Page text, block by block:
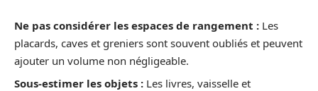
Ne pas considérer les espaces de rangement : Les
placards, caves et greniers sont souvent oubliés et peuvent
ajouter un volume non négligeable.
Sous-estimer les objets : Les livres, vaisselle et